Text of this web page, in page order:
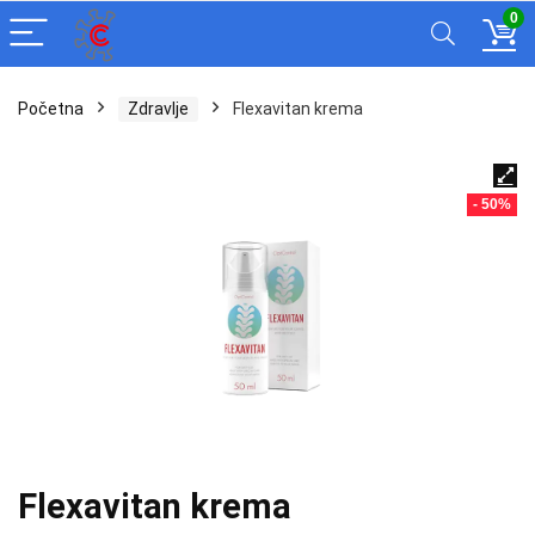
0
Početna Zdravlje Flexavitan krema
- 50%
Flexavitan krema